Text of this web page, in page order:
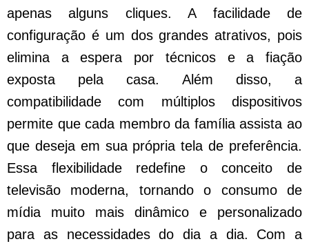
apenas alguns cliques. A facilidade de
configuração é um dos grandes atrativos, pois
elimina a espera por técnicos e a fiação
exposta pela casa. Além disso, a
compatibilidade com múltiplos dispositivos
permite que cada membro da família assista ao
que deseja em sua própria tela de preferência.
Essa flexibilidade redefine o conceito de
televisão moderna, tornando o consumo de
mídia muito mais dinâmico e personalizado
para as necessidades do dia a dia. Com a